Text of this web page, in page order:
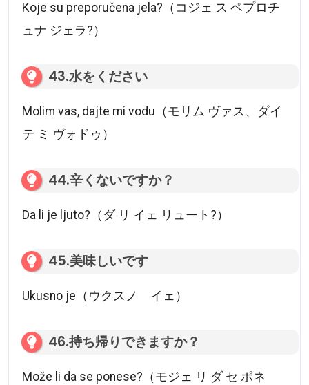
Koje su preporučena jela?（コジェ ス ペプロチ
ュナ ジェラ?）
43.水をください
Molim vas, dajte mi vodu（モリム ヴァス、ダイ
テ ミ ヴォドゥ）
44.辛くないですか？
Da li je ljuto?（ダ リ イェ リュート?）
45.美味しいです
Ukusno je（ウクスノ イェ）
46.持ち帰りできますか？
Može li da se ponese?（モジェ リ ダ セ ポネ